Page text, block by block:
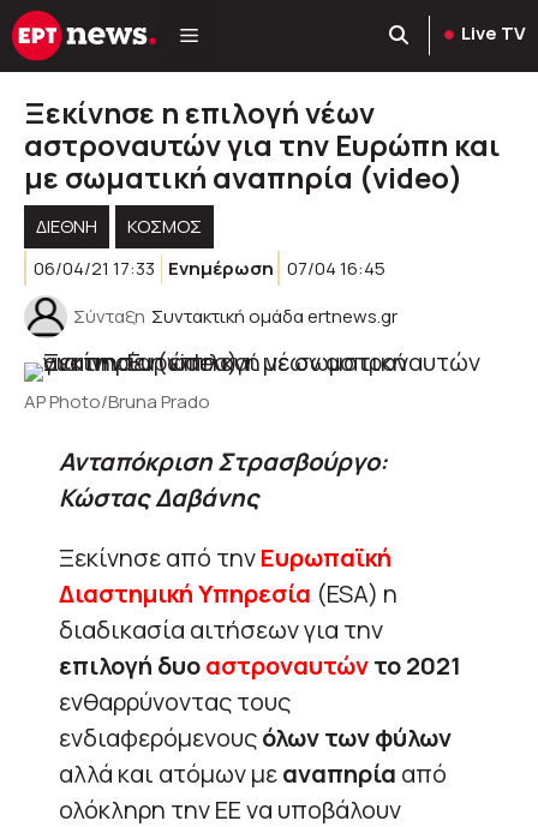
Μετάβαση
σε
Live TV
Ξεκίνησε η επιλογή νέων
αστροναυτών για την Ευρώπη και
με σωματική αναπηρία (video)
ΔΙΕΘΝΗ
ΚΌΣΜΟΣ
06/04/21 17:33
Ενημέρωση 07/04 16:45
Σύνταξη Συντακτική ομάδα ertnews.gr
AP Photo/Bruna Prado
Ανταπόκριση Στρασβούργο:
Κώστας Δαβάνης
Ξεκίνησε από τηνΕυρωπαϊκή
Διαστημική Υπηρεσία (ESA) η
διαδικασία αιτήσεων για την
επιλογή δυοαστροναυτώντο 2021
ενθαρρύνοντας τους
ενδιαφερόμενουςόλων των φύλων
αλλά και ατόμων μεαναπηρία από
ολόκληρη την ΕΕ να υποβάλουν